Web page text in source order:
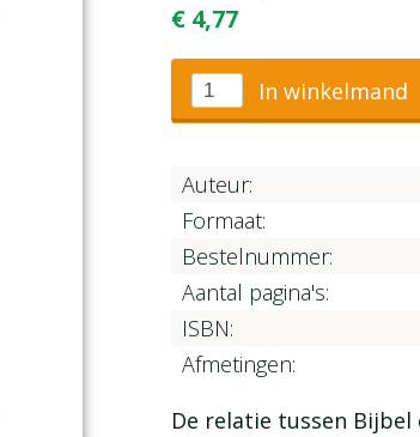
€ 4,77
In winkelmand
Auteur:
Formaat:
Bestelnummer:
Aantal pagina's:
ISBN:
Afmetingen:
De relatie tussen